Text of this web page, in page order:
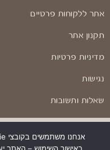
אתר ללקוחות פרטיים
תקנון אתר
מדיניות פרטיות
נגישות
שאלות ותשובות